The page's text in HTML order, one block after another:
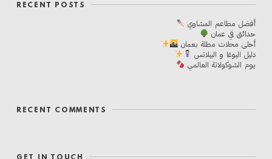
RECENT POSTS
أفضل مطاعم المشاوي
حدائق في عمان
أحلی محلات مطلة بعمان
دليل اليوغا و البيلاتس
يوم الشوكولاتة العالمي
RECENT COMMENTS